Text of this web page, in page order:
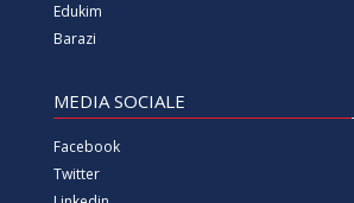
Edukim
Barazi
MEDIA SOCIALE
Facebook
Twitter